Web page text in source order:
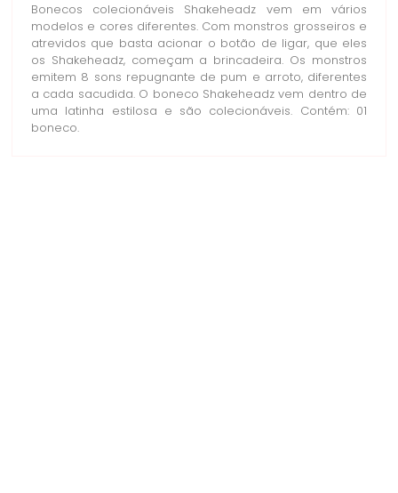
Bonecos colecionáveis Shakeheadz vem em vários
modelos e cores diferentes. Com monstros grosseiros e
atrevidos que basta acionar o botão de ligar, que eles
os Shakeheadz, começam a brincadeira. Os monstros
emitem 8 sons repugnante de pum e arroto, diferentes
a cada sacudida. O boneco Shakeheadz vem dentro de
uma latinha estilosa e são colecionáveis. Contém: 01
boneco.